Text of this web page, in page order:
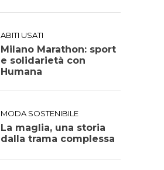
ABITI USATI
Milano Marathon: sport
e solidarietà con
Humana
MODA SOSTENIBILE
La maglia, una storia
dalla trama complessa